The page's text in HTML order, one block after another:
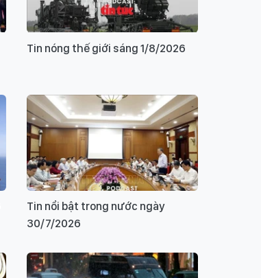
Tin nóng thế giới sáng 1/8/2026
Tin nổi bật trong nước ngày
30/7/2026